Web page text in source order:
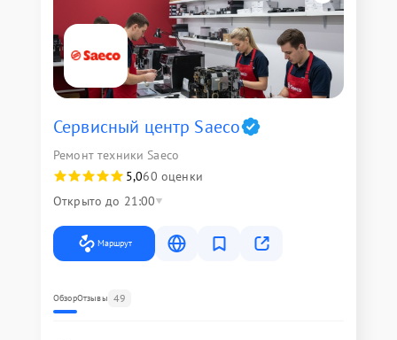
Сервисный центр Saeco
Ремонт техники Saeco
5,060 оценки
Открыто до 21:00
Маршрут
ОбзорОтзывы 49